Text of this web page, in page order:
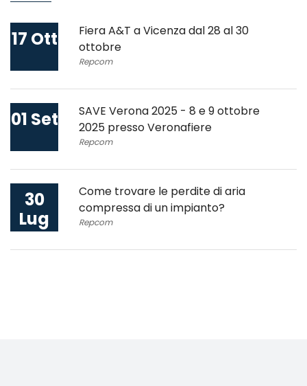
17 Ott
Fiera A&T a Vicenza dal 28 al 30
ottobre
Repcom
01 Set
SAVE Verona 2025 - 8 e 9 ottobre
2025 presso Veronafiere
Repcom
30
Lug
Come trovare le perdite di aria
compressa di un impianto?
Repcom